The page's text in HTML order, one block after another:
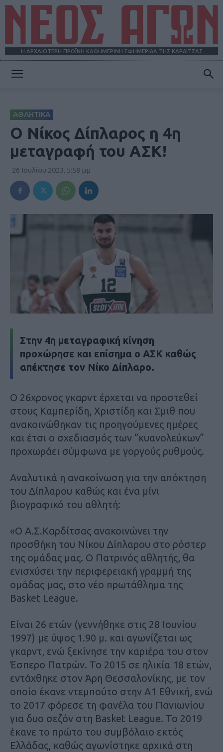
Η ΑΡΧΑΙΟΤΕΡΗ ΠΡΩΪΝΗ ΚΑΘΗΜΕΡΙΝΗ ΕΦΗΜΕΡΙΔΑ ΤΗΣ ΚΑΡΔΙΤΣΑΣ
ΑΘΛΗΤΙΚΑ
Ο Νίκος Δίπλαρος η 4η
μεταγραφή του ΑΣΚ!
26 Ιουλίου 2023, 5:58 μμ
Στην 4η μεταγραφική κίνηση
προχώρησε και επίσημα ο ΑΣΚ καθώς
απέκτησε τον Νίκο Δίπλαρο.
Ο 26χρονος γκαρντ έρχεται να προστεθεί
στους Καμπερίδη, Χριστίδη και Σμιθ που
ανακοινώθηκαν τις προηγούμενες ημέρες
και έτσι ο σχεδιασμός των “κυανολεύκων”
προχωράει σύμφωνα με γοργούς ρυθμούς.
Αναλυτικά η ανακοίνωση για την απόκτηση
του Δίπλαρου καθώς και ένα μίνι
βιογραφικό του αθλητή:
«Ο Α.Σ.Καρδίτσας ανακοινώνει την
προσθήκη του Νίκου Δίπλαρου στο ρόστερ
της ομάδας μας. Ο Πατρινός αθλητής, θα
ενισχύσει την περιφερειακή γραμμή της
ομάδας μας, στο νέο πρωτάθλημα της
Basket League.
Είναι 26 ετών (γεννήθηκε στις 28 Ιουνίου
1997) με ύψος 1.90 μ. και αγωνίζεται ως
γκαρντ, ενώ ξεκίνησε την καριέρα του στον
Έσπερο Πατρών. Το 2015 σε ηλικία 18 ετών,
εντάχθηκε στον Άρη Θεσσαλονίκης, με τον
οποίο έκανε ντεμπούτο στην Α1 Εθνική, ενώ
το 2017 φόρεσε τη φανέλα του Πανιωνίου
για δυο σεζόν στη Basket League. Το 2019
έκανε το πρώτο του συμβόλαιο εκτός
Ελλάδας, καθώς αγωνίστηκε αρχικά στη